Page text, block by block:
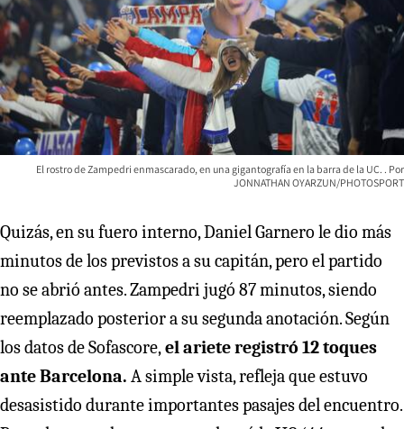
El rostro de Zampedri enmascarado, en una gigantografía en la barra de la UC.
JONNATHAN OYARZUN/PHOTOSPORT
Quizás, en su fuero interno, Daniel Garnero le dio más
minutos de los previstos a su capitán, pero el partido
no se abrió antes. Zampedri jugó 87 minutos, siendo
reemplazado posterior a su segunda anotación. Según
los datos de Sofascore, el ariete registró 12 toques
ante Barcelona. A simple vista, refleja que estuvo
desasistido durante importantes pasajes del encuentro.